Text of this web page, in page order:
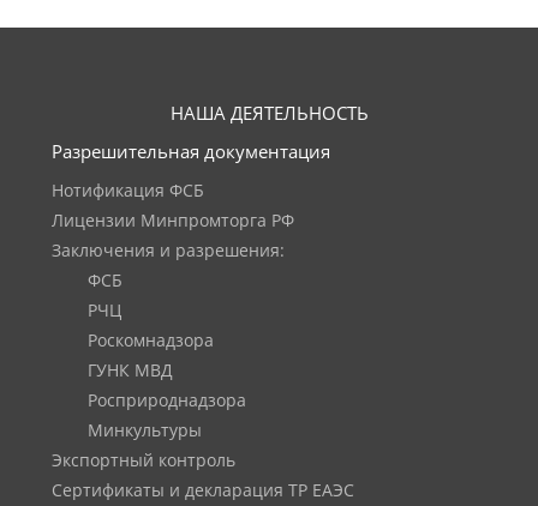
НАША ДЕЯТЕЛЬНОСТЬ
Разрешительная документация
Нотификация ФСБ
Лицензии Минпромторга РФ
Заключения и разрешения:
ФСБ
РЧЦ
Роскомнадзора
ГУНК МВД
Росприроднадзора
Минкультуры
Экспортный контроль
Сертификаты и декларация ТР ЕАЭС